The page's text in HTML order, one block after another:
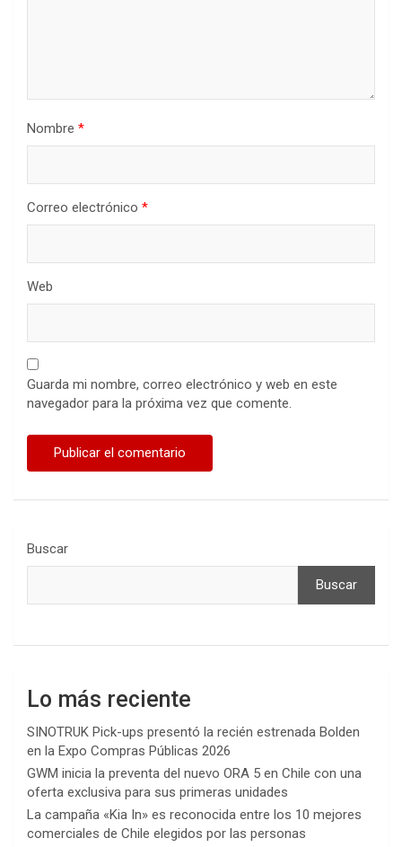
Nombre *
Correo electrónico *
Web
Guarda mi nombre, correo electrónico y web en este
navegador para la próxima vez que comente.
Buscar
Buscar
Lo más reciente
SINOTRUK Pick-ups presentó la recién estrenada Bolden
en la Expo Compras Públicas 2026
GWM inicia la preventa del nuevo ORA 5 en Chile con una
oferta exclusiva para sus primeras unidades
La campaña «Kia In» es reconocida entre los 10 mejores
comerciales de Chile elegidos por las personas